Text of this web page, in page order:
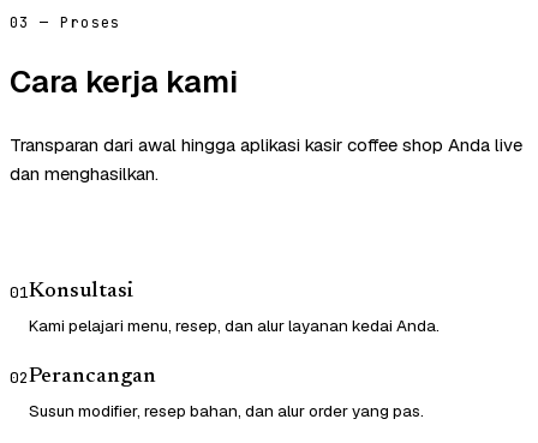
03 — Proses
Cara kerja kami
Transparan dari awal hingga aplikasi kasir coffee shop Anda live
dan menghasilkan.
01Konsultasi
Kami pelajari menu, resep, dan alur layanan kedai Anda.
02Perancangan
Susun modifier, resep bahan, dan alur order yang pas.